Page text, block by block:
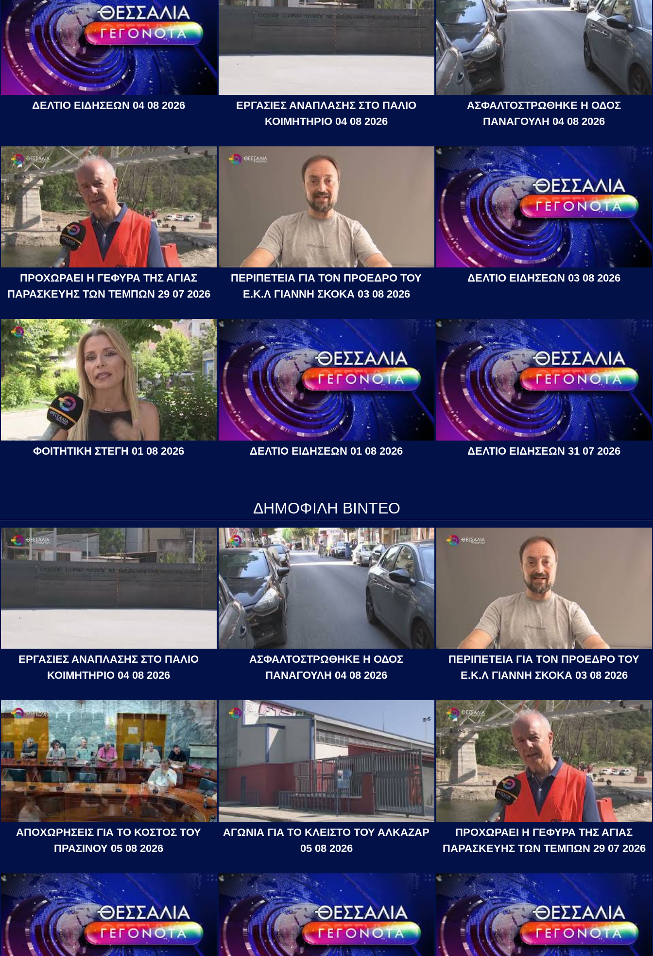
ΔΕΛΤΙΟ ΕΙΔΗΣΕΩΝ 04 08 2026
ΕΡΓΑΣΙΕΣ ΑΝΑΠΛΑΣΗΣ ΣΤΟ ΠΑΛΙΟ
ΚΟΙΜΗΤΗΡΙΟ 04 08 2026
ΑΣΦΑΛΤΟΣΤΡΩΘΗΚΕ Η ΟΔΟΣ
ΠΑΝΑΓΟΥΛΗ 04 08 2026
ΠΡΟΧΩΡΑΕΙ Η ΓΕΦΥΡΑ ΤΗΣ ΑΓΙΑΣ
ΠΑΡΑΣΚΕΥΗΣ ΤΩΝ ΤΕΜΠΩΝ 29 07 2026
ΠΕΡΙΠΕΤΕΙΑ ΓΙΑ ΤΟΝ ΠΡΟΕΔΡΟ ΤΟΥ
Ε.Κ.Λ ΓΙΑΝΝΗ ΣΚΟΚΑ 03 08 2026
ΔΕΛΤΙΟ ΕΙΔΗΣΕΩΝ 03 08 2026
ΦΟΙΤΗΤΙΚΗ ΣΤΕΓΗ 01 08 2026 ΔΕΛΤΙΟ ΕΙΔΗΣΕΩΝ 01 08 2026 ΔΕΛΤΙΟ ΕΙΔΗΣΕΩΝ 31 07 2026
ΔΗΜΟΦΙΛΗ ΒΙΝΤΕΟ
ΕΡΓΑΣΙΕΣ ΑΝΑΠΛΑΣΗΣ ΣΤΟ ΠΑΛΙΟ
ΚΟΙΜΗΤΗΡΙΟ 04 08 2026
ΑΣΦΑΛΤΟΣΤΡΩΘΗΚΕ Η ΟΔΟΣ
ΠΑΝΑΓΟΥΛΗ 04 08 2026
ΠΕΡΙΠΕΤΕΙΑ ΓΙΑ ΤΟΝ ΠΡΟΕΔΡΟ ΤΟΥ
Ε.Κ.Λ ΓΙΑΝΝΗ ΣΚΟΚΑ 03 08 2026
ΑΠΟΧΩΡΗΣΕΙΣ ΓΙΑ ΤΟ ΚΟΣΤΟΣ ΤΟΥ
ΠΡΑΣΙΝΟΥ 05 08 2026
ΑΓΩΝΙΑ ΓΙΑ ΤΟ ΚΛΕΙΣΤΟ ΤΟΥ ΑΛΚΑΖΑΡ
05 08 2026
ΠΡΟΧΩΡΑΕΙ Η ΓΕΦΥΡΑ ΤΗΣ ΑΓΙΑΣ
ΠΑΡΑΣΚΕΥΗΣ ΤΩΝ ΤΕΜΠΩΝ 29 07 2026